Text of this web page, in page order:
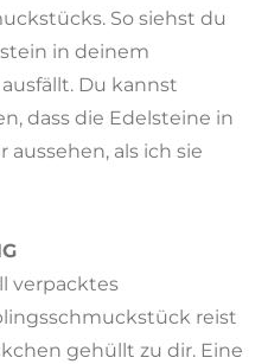
So siehst du
in deinem
Du kannst
dass die Edelsteine in
aussehen, als ich sie
verpacktes
reist
gehüllt zu dir. Eine